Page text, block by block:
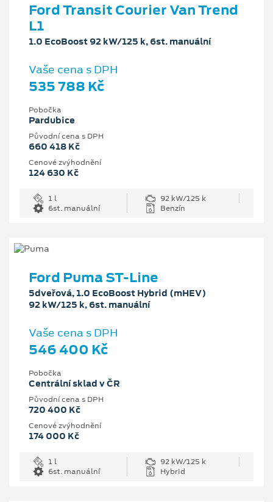
Ford Transit Courier Van Trend
L1
1.0 EcoBoost 92 kW/125 k, 6st. manuální
Vaše cena s DPH
535 788 Kč
Pobočka
Pardubice
Původní cena s DPH
660 418 Kč
Cenové zvýhodnění
124 630 Kč
1 l
92 kW/125 k
6st. manuální
Benzín
Ford Puma ST-Line
5dveřová, 1.0 EcoBoost Hybrid (mHEV)
92 kW/125 k, 6st. manuální
Vaše cena s DPH
546 400 Kč
Pobočka
Centrální sklad v ČR
Původní cena s DPH
720 400 Kč
Cenové zvýhodnění
174 000 Kč
1 l
92 kW/125 k
6st. manuální
Hybrid